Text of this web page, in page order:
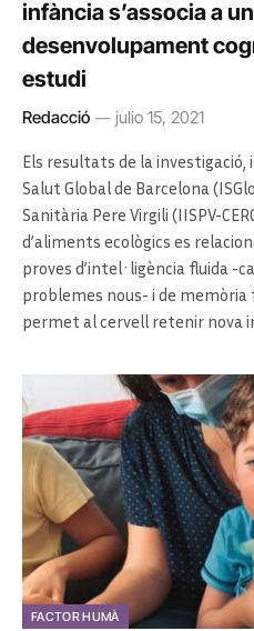
infància s’associa a
desenvolupament
estudi
Redacció julio 15, 2021
Els resultats de la
Salut Global de Barcelona
Sanitària Pere Virgili (IISPV-
d’aliments ecològics es
proves d’intel·ligència fluida -
problemes nous- i de
permet al cervell retenir nova
FACTOR HUMÀ